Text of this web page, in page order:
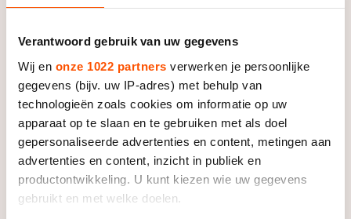
Verantwoord gebruik van uw gegevens
Wij en onze 1022 partners verwerken je persoonlijke
gegevens (bijv. uw IP-adres) met behulp van
technologieën zoals cookies om informatie op uw
apparaat op te slaan en te gebruiken met als doel
gepersonaliseerde advertenties en content, metingen aan
advertenties en content, inzicht in publiek en
productontwikkeling. U kunt kiezen wie uw gegevens
gebruikt en met welke doelen.
Livestreams
Word schaatsfan!
Winacties
Olympische Spelen
Medaille overzicht
Medaillespiegel
Olympische uitslagen
Van Jong tot Goud verhalen
De sponsor haakt onder meer door de Nederlandse